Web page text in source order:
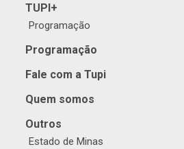
TUPI+
Programação
Programação
Fale com a Tupi
Quem somos
Outros
Estado de Minas